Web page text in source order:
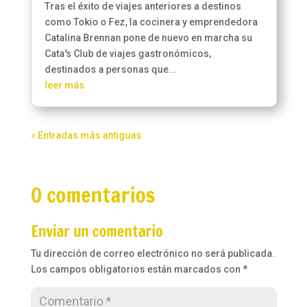
Tras el éxito de viajes anteriores a destinos
como Tokio o Fez, la cocinera y emprendedora
Catalina Brennan pone de nuevo en marcha su
Cata's Club de viajes gastronómicos,
destinados a personas que...
leer más
« Entradas más antiguas
0 comentarios
Enviar un comentario
Tu dirección de correo electrónico no será publicada.
Los campos obligatorios están marcados con *